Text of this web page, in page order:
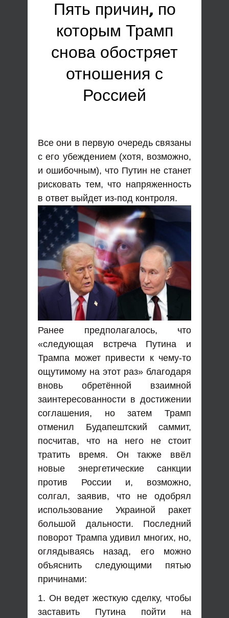
Пять причин, по
которым Трамп
снова обостряет
отношения с
Россией
Все они в первую очередь связаны
с его убеждением (хотя, возможно,
и ошибочным), что Путин не станет
рисковать тем, что напряженность
в ответ выйдет из-под контроля.
Ранее предполагалось, что
«следующая встреча Путина и
Трампа может привести к чему-то
ощутимому на этот раз» благодаря
вновь обретённой взаимной
заинтересованности в достижении
соглашения, но затем Трамп
отменил Будапештский саммит,
посчитав, что на него не стоит
тратить время. Он также ввёл
новые энергетические санкции
против России и, возможно,
солгал, заявив, что не одобрял
использование Украиной ракет
большой дальности. Последний
поворот Трампа удивил многих, но,
оглядываясь назад, его можно
объяснить следующими пятью
причинами:
1. Он ведет жесткую сделку, чтобы
заставить Путина пойти на